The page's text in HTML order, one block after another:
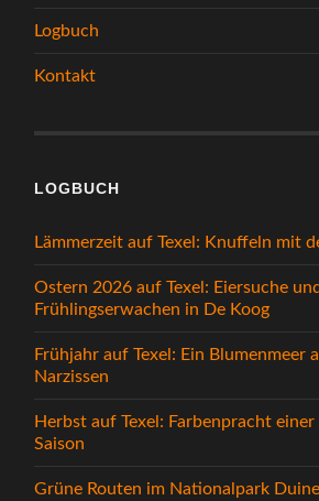
Logbuch
Kontakt
LOGBUCH
Lämmerzeit auf Texel: Knuffeln mit
Ostern 2026 auf Texel: Eiersuche und
Frühlingserwachen in De Koog
Frühjahr auf Texel: Ein Blumenmeer
Narzissen
Herbst auf Texel: Farbenpracht einer
Saison
Grüne Routen im Nationalpark